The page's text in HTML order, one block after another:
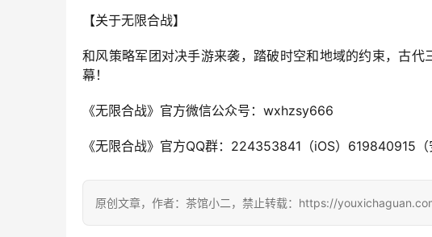
【关于无限合战】
和风策略军团对决手游来袭，踏破时空和地域的约束，古
幕！
《无限合战》官方微信公众号：wxhzsy666
《无限合战》官方QQ群：224353841（iOS）619840915（
原创文章，作者：茶馆小二，禁止转载：https://